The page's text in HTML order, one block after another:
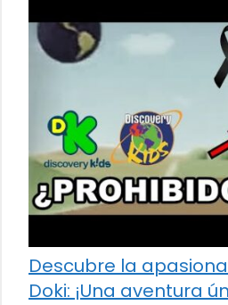
Descubre la
Doki: ¡Una aventura